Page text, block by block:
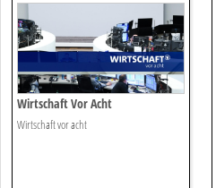
Wirtschaft Vor Acht
Wirtschaft vor acht